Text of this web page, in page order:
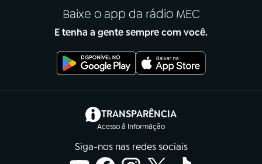
Baixe o app da rádio MEC
E tenha a gente sempre com você.
TRANSPARÊNCIA
Acesso à Informação
(abre em nova aba)
Siga-nos nas redes sociais